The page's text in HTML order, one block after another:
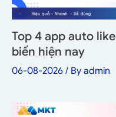
Top 4 app auto
biến hiện nay
06-08-2026 / By admin